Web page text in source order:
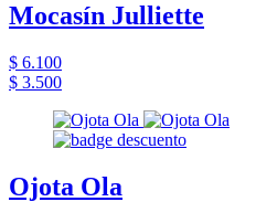
Mocasín Julliette
$ 6.100
$ 3.500
Ojota Ola